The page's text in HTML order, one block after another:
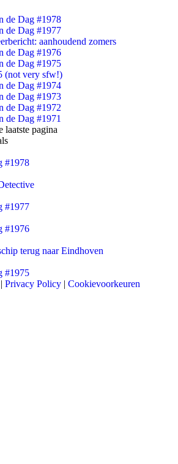
de Dag #1978
de Dag #1977
aanhoudend zomers
de Dag #1976
de Dag #1975
(not very sfw!)
de Dag #1974
de Dag #1973
de Dag #1972
de Dag #1971
laatste pagina
#1978
#1977
#1976
terug naar Eindhoven
#1975
| Privacy Policy | Cookievoorkeuren